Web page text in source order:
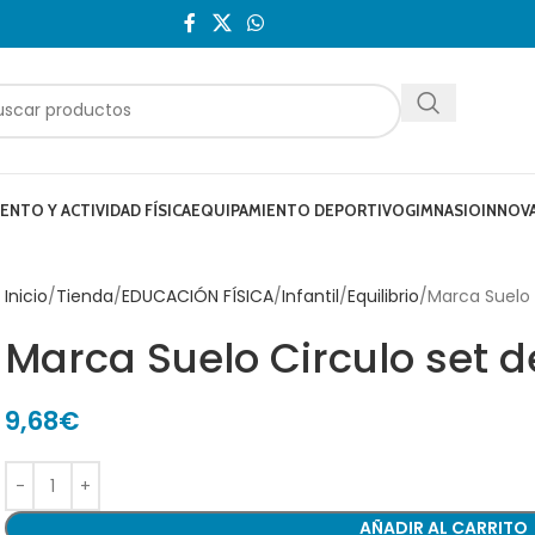
Y ACTIVIDAD FÍSICAEQUIPAMIENTO DEPORTIVOGIMNASIO
Inicio Tienda EDUCACIÓN FÍSICA Infantil Equilibrio Marca
Marca Suelo Circulo set
9,68€
AÑADIR AL CARRITO